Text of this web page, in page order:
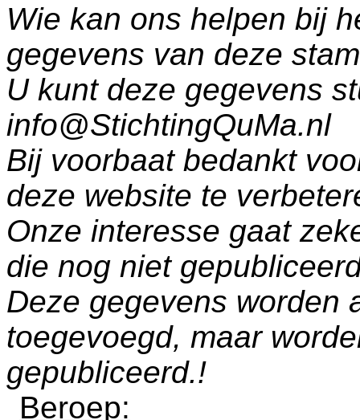
Wie kan ons helpen bij
gegevens van deze
U kunt deze gegevens
info@StichtingQuMa.nl
Bij voorbaat bedankt
deze website te
Onze interesse gaat
die nog niet
Deze gegevens worden
toegevoegd, maar
gepubliceerd.!
Beroep: